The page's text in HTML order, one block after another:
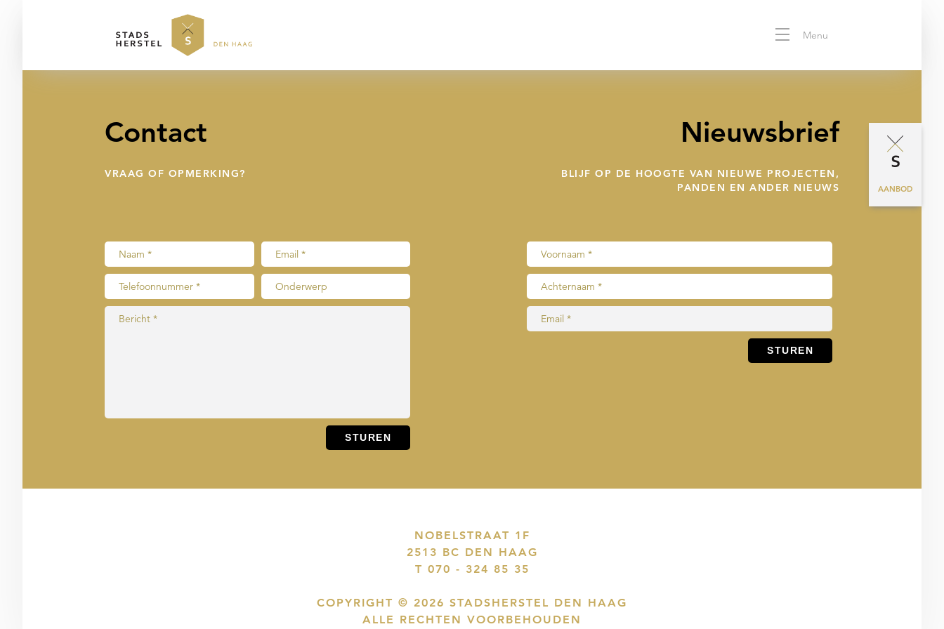
Menu
AANBOD
Contact
VRAAG OF OPMERKING?
Nieuwsbrief
BLIJF OP DE HOOGTE VAN NIEUWE PROJECTEN,
PANDEN EN ANDER NIEUWS
NOBELSTRAAT 1F
2513 BC DEN HAAG
T 070 - 324 85 35
COPYRIGHT © 2026 STADSHERSTEL DEN HAAG
ALLE RECHTEN VOORBEHOUDEN